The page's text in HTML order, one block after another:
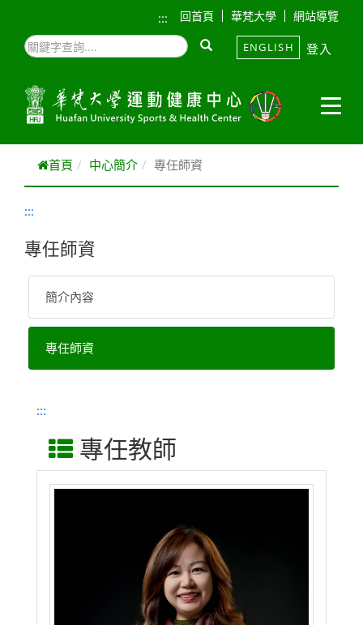
::: 回首頁 華梵大學 網站導覽
ENGLISH 登入
首頁 中心簡介 專任師資
:::
專任師資
簡介內容
專任師資
:::
專任教師